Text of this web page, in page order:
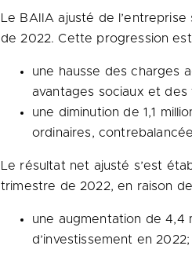
Le BAIIA ajusté de
de 2022. Cette progression
une hausse des charges
avantages sociaux et
une diminution de 1,1
ordinaires,
Le résultat net ajusté s’est
trimestre de 2022, en raison
une augmentation de 4,4
d’investissement en 2022;